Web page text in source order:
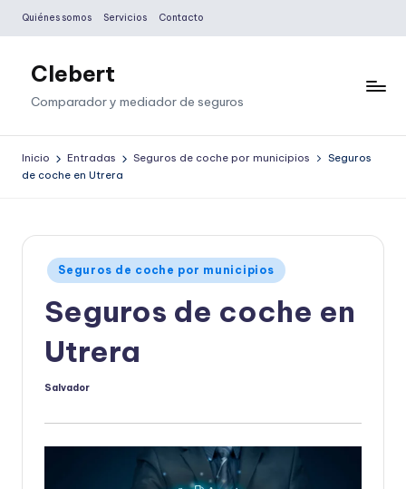
Saltar
contenido
Quiénes somos Servicios Contacto
Clebert
Comparador y mediador de seguros
Inicio Entradas Seguros de coche por municipios
Seguros
de coche en Utrera
Publicado
en
Seguros de coche por municipios
Seguros de coche en
Utrera
Publicado
Salvador